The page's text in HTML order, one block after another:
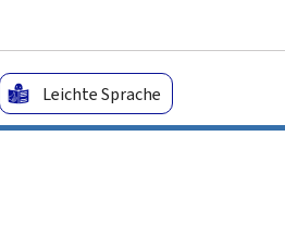
Leichte Sprache